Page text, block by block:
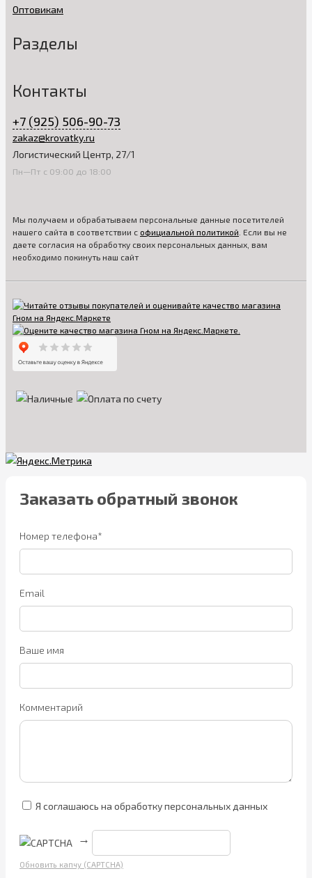
Оптовикам
Разделы
Контакты
+7 (925) 506-90-73
zakaz@krovatky.ru
Логистический Центр, 27/1
Пн—Пт с 09:00 до 18:00
Мы получаем и обрабатываем персональные данные посетителей
нашего сайта в соответствии с официальной политикой . Если вы не
даете согласия на обработку своих персональных данных, вам
необходимо покинуть наш сайт
Заказать обратный звонок
Номер телефона*
Email
Ваше имя
Комментарий
Я соглашаюсь на обработку персональных данных
→
Обновить капчу (CAPTCHA)